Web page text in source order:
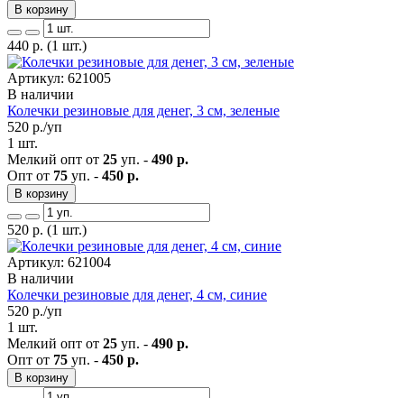
В корзину
440 р. (1 шт.)
Артикул: 621005
В наличии
Колечки резиновые для денег, 3 см, зеленые
520 р./уп
1 шт.
Мелкий опт от 25 уп. - 490 р.
Опт от 75 уп. - 450 р.
В корзину
520 р. (1 шт.)
Артикул: 621004
В наличии
Колечки резиновые для денег, 4 см, синие
520 р./уп
1 шт.
Мелкий опт от 25 уп. - 490 р.
Опт от 75 уп. - 450 р.
В корзину